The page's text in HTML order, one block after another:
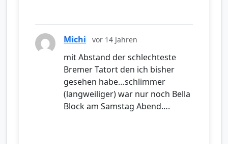
Michi vor 14 Jahren
mit Abstand der schlechteste
Bremer Tatort den ich bisher
gesehen habe…schlimmer
(langweiliger) war nur noch Bella
Block am Samstag Abend….